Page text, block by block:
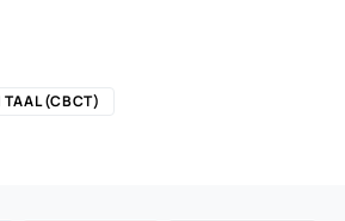
TAAL (CBCT)